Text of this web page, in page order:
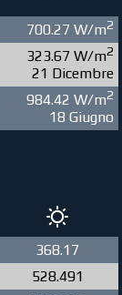
700.27 W/m2
323.67 W/m2
21 Dicembre
984.42 W/m2
18 Giugno
368.17
528.491